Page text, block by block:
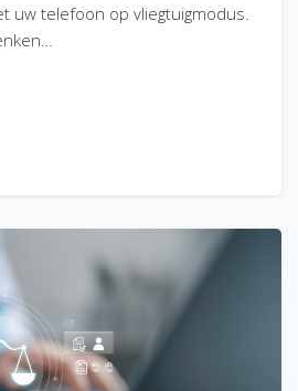
uw telefoon op vliegtuigmodus.